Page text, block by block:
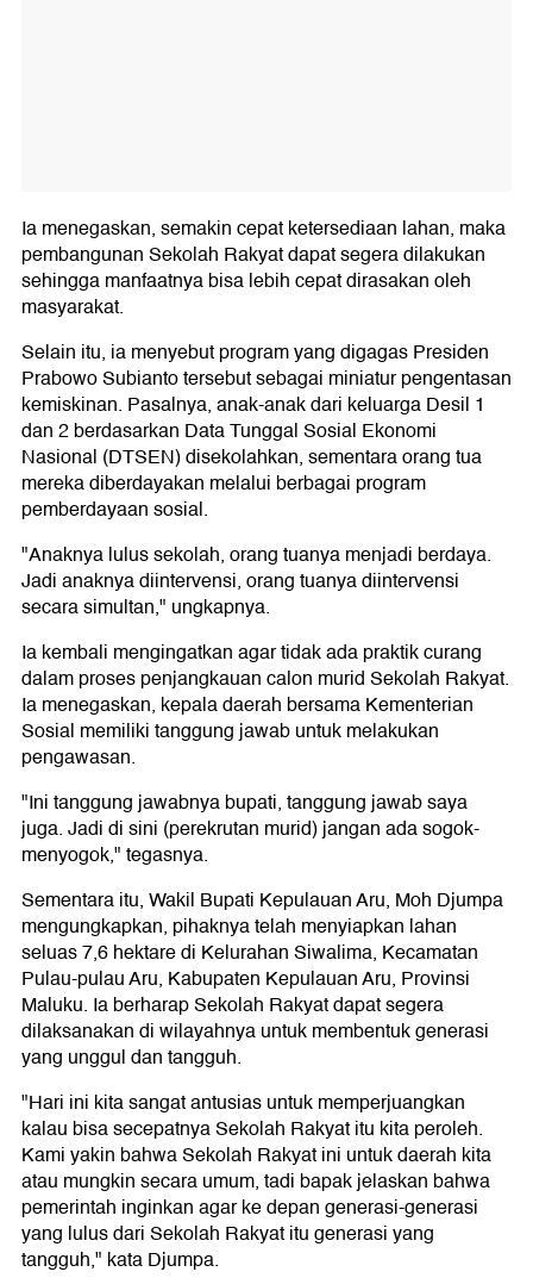
Ia menegaskan, semakin cepat ketersediaan lahan, maka
pembangunan Sekolah Rakyat dapat segera dilakukan
sehingga manfaatnya bisa lebih cepat dirasakan oleh
masyarakat.
Selain itu, ia menyebut program yang digagas Presiden
Prabowo Subianto tersebut sebagai miniatur pengentasan
kemiskinan. Pasalnya, anak-anak dari keluarga Desil 1
dan 2 berdasarkan Data Tunggal Sosial Ekonomi
Nasional (DTSEN) disekolahkan, sementara orang tua
mereka diberdayakan melalui berbagai program
pemberdayaan sosial.
"Anaknya lulus sekolah, orang tuanya menjadi berdaya.
Jadi anaknya diintervensi, orang tuanya diintervensi
secara simultan," ungkapnya.
Ia kembali mengingatkan agar tidak ada praktik curang
dalam proses penjangkauan calon murid Sekolah Rakyat.
Ia menegaskan, kepala daerah bersama Kementerian
Sosial memiliki tanggung jawab untuk melakukan
pengawasan.
"Ini tanggung jawabnya bupati, tanggung jawab saya
juga. Jadi di sini (perekrutan murid) jangan ada sogok-
menyogok," tegasnya.
Sementara itu, Wakil Bupati Kepulauan Aru, Moh Djumpa
mengungkapkan, pihaknya telah menyiapkan lahan
seluas 7,6 hektare di Kelurahan Siwalima, Kecamatan
Pulau-pulau Aru, Kabupaten Kepulauan Aru, Provinsi
Maluku. Ia berharap Sekolah Rakyat dapat segera
dilaksanakan di wilayahnya untuk membentuk generasi
yang unggul dan tangguh.
"Hari ini kita sangat antusias untuk memperjuangkan
kalau bisa secepatnya Sekolah Rakyat itu kita peroleh.
Kami yakin bahwa Sekolah Rakyat ini untuk daerah kita
atau mungkin secara umum, tadi bapak jelaskan bahwa
pemerintah inginkan agar ke depan generasi-generasi
yang lulus dari Sekolah Rakyat itu generasi yang
tangguh," kata Djumpa.